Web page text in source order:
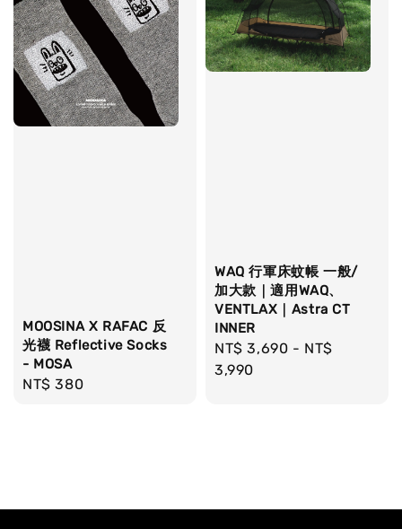
MOOSINA X RAFAC 反
光襪 Reflective Socks
- MOSA
Regular
NT$ 380
WAQ 行軍床蚊帳 一般/
加大款｜適用WAQ、
VENTLAX｜Astra CT
INNER
Regular
price
NT$ 3,690 - NT$
3,990